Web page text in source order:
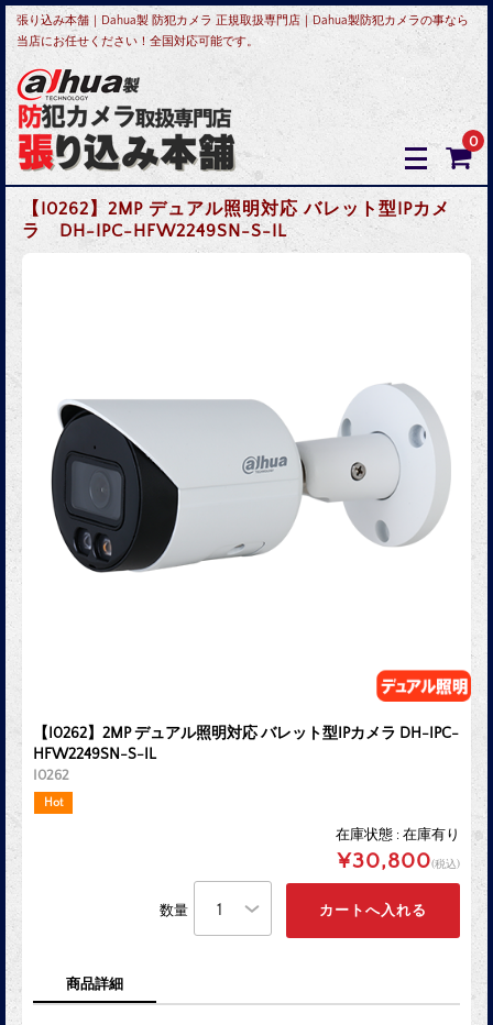
張り込み本舗｜Dahua製 防犯カメラ 正規取扱専門店｜Dahua製防犯カメラの事なら
当店にお任せください！全国対応可能です。
0
【I0262】2MP デュアル照明対応 バレット型IPカメ
ラ DH-IPC-HFW2249SN-S-IL
【I0262】2MP デュアル照明対応 バレット型IPカメラ DH-IPC-
HFW2249SN-S-IL
I0262
Hot
在庫状態 : 在庫有り
¥30,800(税込)
数量
商品詳細